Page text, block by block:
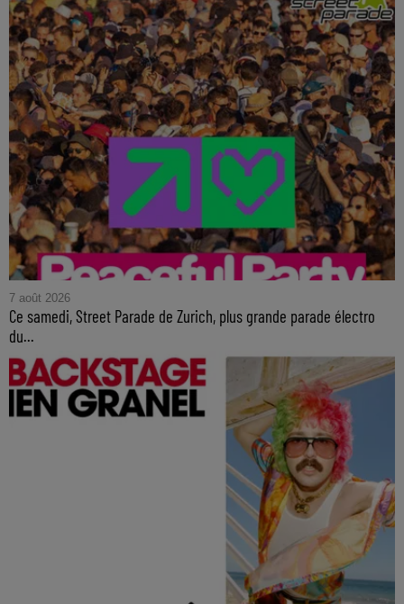
7 août 2026
Ce samedi, Street Parade de Zurich, plus grande parade électro
du...